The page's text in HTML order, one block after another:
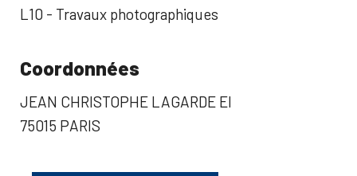
L10 - Travaux photographiques
Coordonnées
JEAN CHRISTOPHE LAGARDE EI
75015 PARIS